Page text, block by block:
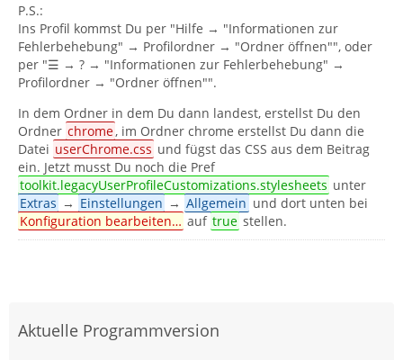
P.S.:
Ins Profil kommst Du per "Hilfe → "Informationen zur
Fehlerbehebung" → Profilordner → "Ordner öffnen"", oder
per "☰ → ? → "Informationen zur Fehlerbehebung" →
Profilordner → "Ordner öffnen"".
In dem Ordner in dem Du dann landest, erstellst Du den
Ordner chrome, im Ordner chrome erstellst Du dann die
Datei userChrome.css und fügst das CSS aus dem Beitrag
ein. Jetzt musst Du noch die Pref
toolkit.legacyUserProfileCustomizations.stylesheets unter
Extras → Einstellungen → Allgemein und dort unten bei
Konfiguration bearbeiten… auf true stellen.
Aktuelle Programmversion